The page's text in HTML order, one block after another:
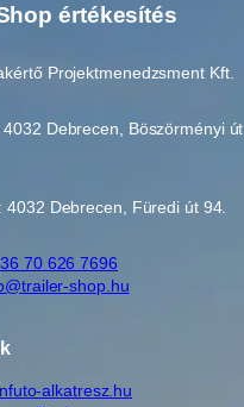
értékesítés
Projektmenedzsment Kft.
4032 Debrecen, Böszörményi út
4032 Debrecen, Füredi út 94.
70 626 7696
shop.hu
alkatresz.hu